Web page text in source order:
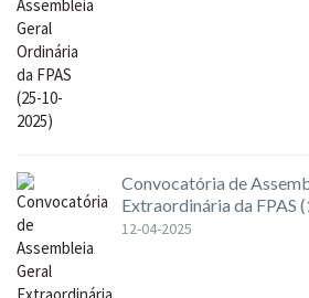
Convocatória de
Extraordinária da FPAS
12-04-2025